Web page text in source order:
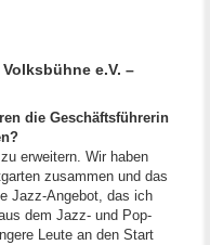
e.V. –
die Geschäftsführerin
erweitern. Wir haben
zusammen und das
Jazz-Angebot, das ich
dem Jazz- und Pop-
Leute an den Start